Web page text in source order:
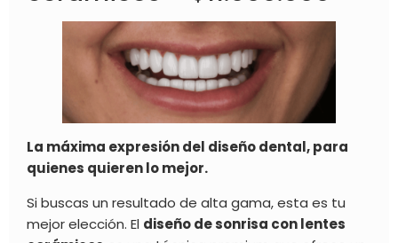
La máxima expresión del diseño dental, para
quienes quieren lo mejor.
Si buscas un resultado de alta gama, esta es tu
mejor elección. El diseño de sonrisa con lentes